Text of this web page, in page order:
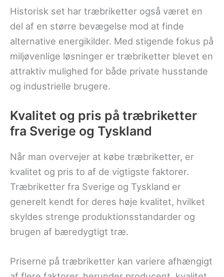
Historisk set har træbriketter også været en
del af en større bevægelse mod at finde
alternative energikilder. Med stigende fokus på
miljøvenlige løsninger er træbriketter blevet en
attraktiv mulighed for både private husstande
og industrielle brugere.
Kvalitet og pris på træbriketter
fra Sverige og Tyskland
Når man overvejer at købe træbriketter, er
kvalitet og pris to af de vigtigste faktorer.
Træbriketter fra Sverige og Tyskland er
generelt kendt for deres høje kvalitet, hvilket
skyldes strenge produktionsstandarder og
brugen af bæredygtigt træ.
Priserne på træbriketter kan variere afhængigt